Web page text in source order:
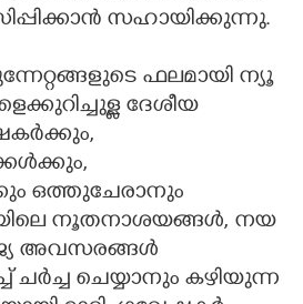
സഹായിക്കുന്നു.
ഫലമായി ന്യൂ
ദേശീയ
ഒത്തുചേരാനും
നൂതനാശയങ്ങൾ, നയ
അവസരങ്ങൾ
ചർച്ച ചെയ്യാനും കഴിയുന്ന